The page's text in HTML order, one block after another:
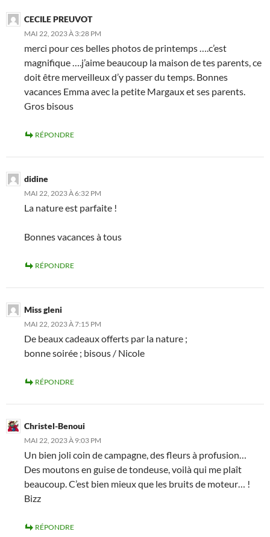
CECILE PREUVOT
MAI 22, 2023 À 3:28 PM
merci pour ces belles photos de printemps ….c’est
magnifique ….j’aime beaucoup la maison de tes parents, ce
doit être merveilleux d’y passer du temps. Bonnes
vacances Emma avec la petite Margaux et ses parents.
Gros bisous
RÉPONDRE
didine
MAI 22, 2023 À 6:32 PM
La nature est parfaite !
Bonnes vacances à tous
RÉPONDRE
Miss gleni
MAI 22, 2023 À 7:15 PM
De beaux cadeaux offerts par la nature ;
bonne soirée ; bisous / Nicole
RÉPONDRE
Christel-Benoui
MAI 22, 2023 À 9:03 PM
Un bien joli coin de campagne, des fleurs à profusion…
Des moutons en guise de tondeuse, voilà qui me plaît
beaucoup. C’est bien mieux que les bruits de moteur… !
Bizz
RÉPONDRE